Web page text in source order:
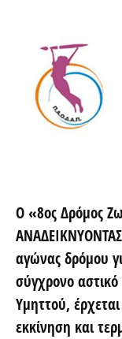
Ο«8ος Δρόμος
αγώνας δρόμου
σύγχρονο
Υμηττού,
εκκίνηση και